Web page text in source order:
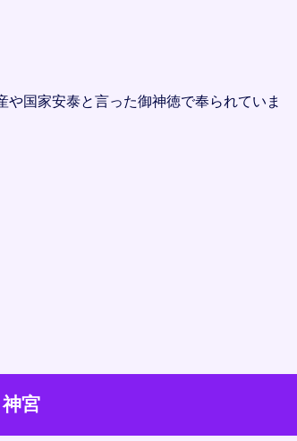
国家安泰と言った御神徳で奉られていま
宮